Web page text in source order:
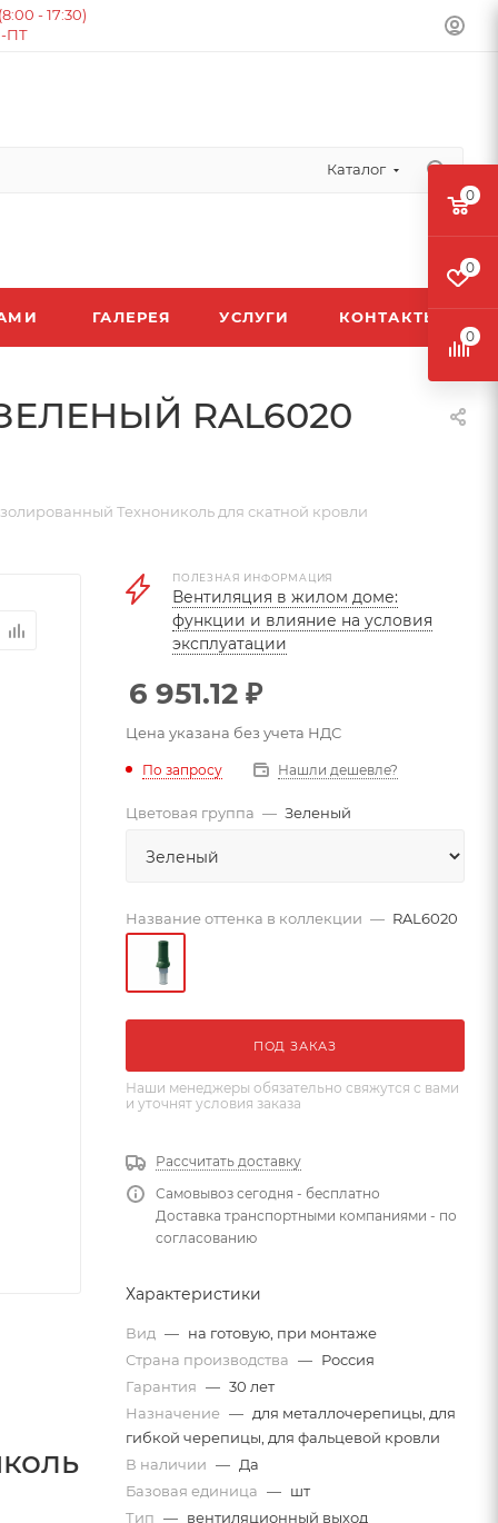
- 17:30)
ПТ
Каталог
ГАЛЕРЕЯ УСЛУГИ КОНТАКТЫ
RAL6020
Технониколь для скатной кровли
ПОЛЕЗНАЯ ИНФОРМАЦИЯ
Вентиляция в жилом доме:
функции и влияние на условия
эксплуатации
6 951.12 ₽
Цена указана без учета НДС
По запросу Нашли дешевле?
Цветовая группа — Зеленый
Название оттенка в коллекции — RAL6020
ПОД ЗАКАЗ
Наши менеджеры обязательно свяжутся с вами
и уточнят условия заказа
Рассчитать доставку
Самовывоз сегодня - бесплатно
Доставка транспортными компаниями - по
согласованию
Характеристики
Вид — на готовую, при монтаже
Страна производства — Россия
Гарантия — 30 лет
Назначение — для металлочерепицы, для
гибкой черепицы, для фальцевой кровли
В наличии — Да
Базовая единица — шт
Тип — вентиляционный выход
0
0
0